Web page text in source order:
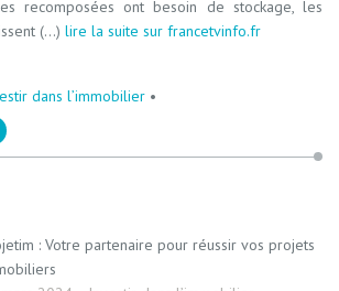
recomposées ont besoin de stockage, les
(...) lire la suite sur francetvinfo.fr
dans l’immobilier •
: Votre partenaire pour réussir vos projets